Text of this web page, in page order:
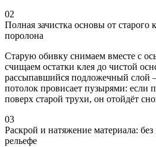
02
Полная зачистка основы от старого
поролона
Старую обивку снимаем вместе с
счищаем остатки клея до чистой
рассыпавшийся подложечный слой
потолок провисает пузырями: если
поверх старой трухи, он отойдёт
03
Раскрой и натяжение материала:
рельефе